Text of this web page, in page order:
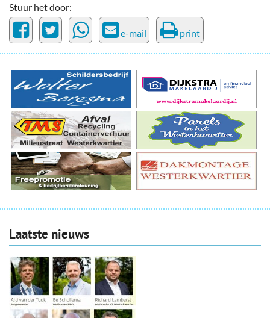
Stuur het door:
e-mail print
Laatste nieuws